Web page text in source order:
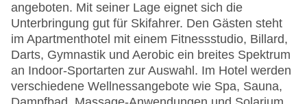
angeboten. Mit seiner Lage eignet sich die
Unterbringung gut für Skifahrer. Den Gästen steht
im Apartmenthotel mit einem Fitnessstudio, Billard,
Darts, Gymnastik und Aerobic ein breites Spektrum
an Indoor-Sportarten zur Auswahl. Im Hotel werden
verschiedene Wellnessangebote wie Spa, Sauna,